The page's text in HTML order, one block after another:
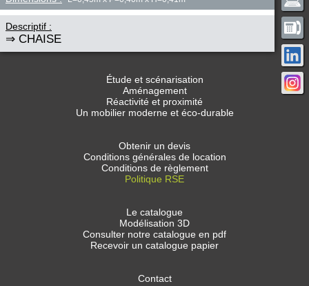
Descriptif :
⇒ CHAISE
Étude et scénarisation
Aménagement
Réactivité et proximité
Un mobilier moderne et éco-durable
Obtenir un devis
Conditions générales de location
Conditions de règlement
Politique RSE
Le catalogue
Modélisation 3D
Consulter notre catalogue en pdf
Recevoir un catalogue papier
Contact